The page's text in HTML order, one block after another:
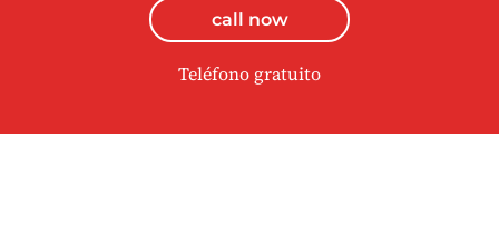
call now
Teléfono gratuito